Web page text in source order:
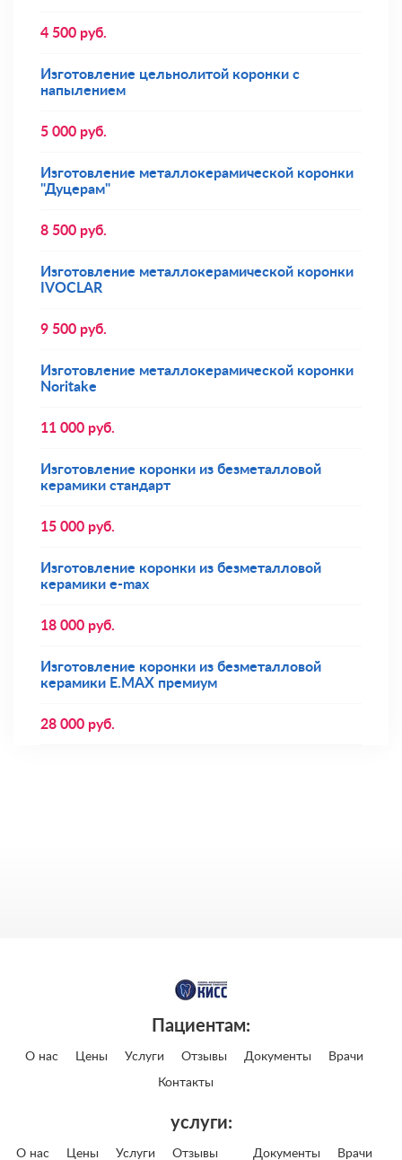
4 500 руб.
Изготовление цельнолитой коронки с
напылением
5 000 руб.
Изготовление металлокерамической коронки
"Дуцерам"
8 500 руб.
Изготовление металлокерамической коронки
IVOCLAR
9 500 руб.
Изготовление металлокерамической коронки
Noritake
11 000 руб.
Изготовление коронки из безметалловой
керамики стандарт
15 000 руб.
Изготовление коронки из безметалловой
керамики e-max
18 000 руб.
Изготовление коронки из безметалловой
керамики E.MAX премиум
28 000 руб.
Пациентам:
О нас Цены Услуги Отзывы Документы Врачи
Контакты
услуги:
О нас Цены Услуги Отзывы Документы Врачи